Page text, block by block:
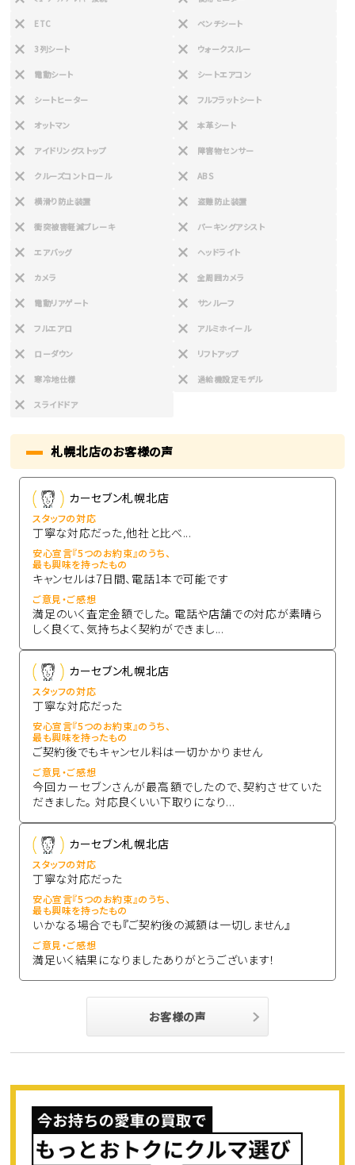
ETC ベンチシート
3列シート ウォークスルー
電動シート シートエアコン
シートヒーター フルフラットシート
オットマン 本革シート
アイドリングストップ 障害物センサー
クルーズコントロール ABS
横滑り防止装置 盗難防止装置
衝突被害軽減ブレーキ パーキングアシスト
エアバッグ ヘッドライト
カメラ 全周囲カメラ
電動リアゲート サンルーフ
フルエアロ アルミホイール
ローダウン リフトアップ
寒冷地仕様 過給機設定モデル
スライドドア
札幌北店のお客様の声
カーセブン札幌北店
スタッフの対応
丁寧な対応だった,他社と比べ...
安心宣言『5つのお約束』のうち、
最も興味を持ったもの
キャンセルは7日間、電話1本で可能です
ご意見・ご感想
満足のいく査定金額でした。 電話や店舗での対応が素晴ら
しく良くて、気持ちよく契約ができまし...
カーセブン札幌北店
スタッフの対応
丁寧な対応だった
安心宣言『5つのお約束』のうち、
最も興味を持ったもの
ご契約後でもキャンセル料は一切かかりません
ご意見・ご感想
今回カーセブンさんが最高額でしたので、契約させていた
だきました。 対応良くいい下取りになり...
カーセブン札幌北店
スタッフの対応
丁寧な対応だった
安心宣言『5つのお約束』のうち、
最も興味を持ったもの
いかなる場合でも『ご契約後の減額は一切しません』
ご意見・ご感想
満足いく結果になりましたありがとうございます！
お客様の声